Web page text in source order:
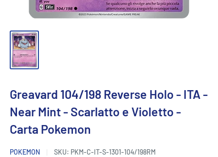
Greavard 104/198 Reverse Holo - ITA -
Near Mint - Scarlatto e Violetto -
Carta Pokemon
POKEMON SKU: PKM-C-IT-S-1301-104/198RM